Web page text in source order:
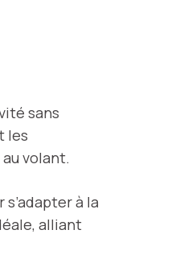
sans
les
volant.
à la
alliant